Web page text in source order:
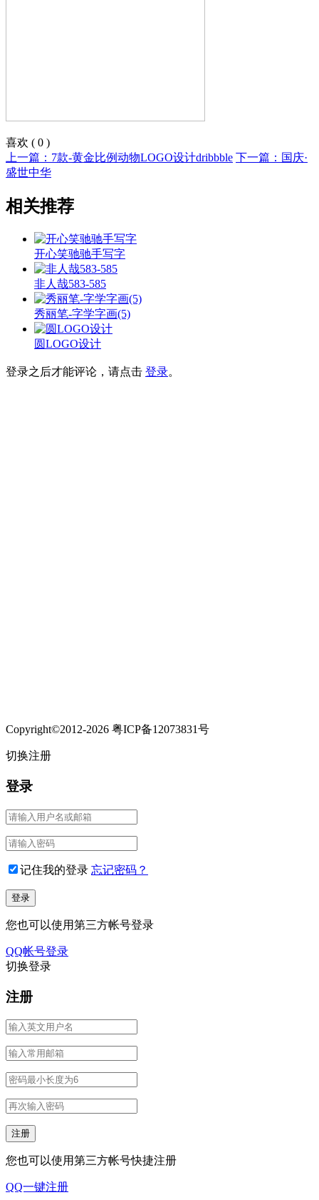
喜欢 ( 0 )
上一篇：7款-黄金比例动物LOGO设计dribbble 下一篇：国庆·
盛世中华
相关推荐
开心笑驰驰手写字
非人哉583-585
秀丽笔-字学字画(5)
圆LOGO设计
登录之后才能评论，请点击 登录。
Copyright©2012-2026 粤ICP备12073831号
切换注册
登录
记住我的登录 忘记密码？
您也可以使用第三方帐号登录
QQ帐号登录
切换登录
注册
您也可以使用第三方帐号快捷注册
QQ一键注册